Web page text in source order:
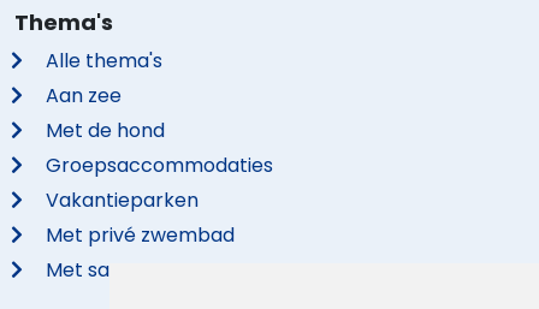
Thema's
Alle thema's
Aan zee
Met de hond
Groepsaccommodaties
Vakantieparken
Met privé zwembad
Met sauna